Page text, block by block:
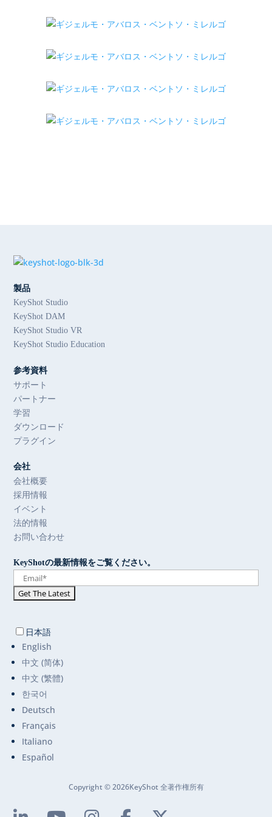
製品
KeyShot Studio
KeyShot DAM
KeyShot Studio VR
KeyShot Studio Education
参考資料
サポート
パートナー
学習
ダウンロード
プラグイン
会社
会社概要
採用情報
イベント
法的情報
お問い合わせ
KeyShotの最新情報をご覧ください。
日本語
English
中文 (简体)
中文 (繁體)
한국어
Deutsch
Français
Italiano
Español
Copyright © 2026KeyShot 全著作権所有